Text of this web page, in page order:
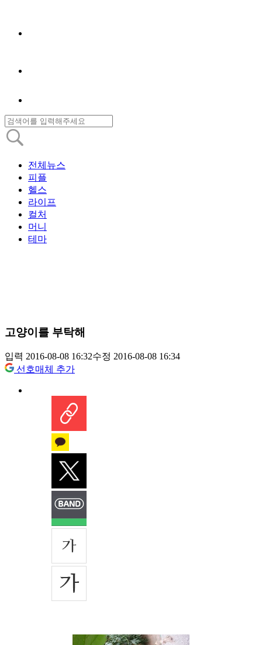
전체뉴스
피플
헬스
라이프
컬처
머니
테마
고양이를 부탁해
입력 2016-08-08 16:32수정 2016-08-08 16:34
선호매체 추가